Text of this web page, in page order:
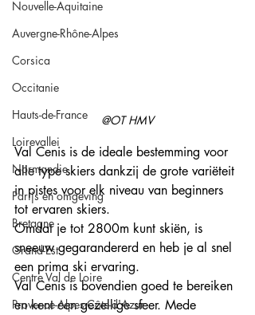
Nouvelle-Aquitaine
Auvergne-Rhône-Alpes
Corsica
Occitanie
Hauts-de-France
Loirevallei
Normandie
Parijs en omgeving
Bretagne
Grand-Est
Centre Val de Loire
Provence-Alpes-Côte-d'Azur
@OT HMV
Val Cenis is de ideale bestemming voor
alle type skiers dankzij de grote variëteit
in pistes voor elk niveau van beginners
tot ervaren skiers.
Omdat je tot 2800m kunt skiën, is
sneeuw gegarandererd en heb je al snel
een prima ski ervaring.
Val Cenis is bovendien goed te bereiken
en kent een gezellige sfeer. Mede